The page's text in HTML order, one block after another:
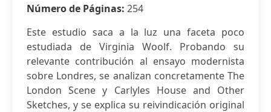
Número de Páginas: 254
Este estudio saca a la luz una faceta poco
estudiada de Virginia Woolf. Probando su
relevante contribución al ensayo modernista
sobre Londres, se analizan concretamente The
London Scene y Carlyles House and Other
Sketches, y se explica su reivindicación original